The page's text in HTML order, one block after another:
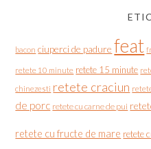
bacon ciuperci de padure feat
retete 10 minute retete 15 minute
chinezesti retete craciun
de porc retete cu carne de pui
retete cu fructe de mare retete